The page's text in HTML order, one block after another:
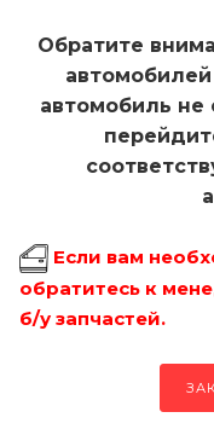
Обратите
автомобилей
автомобиль не
Если вам
обратитесь к
б/у запчастей.